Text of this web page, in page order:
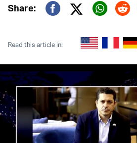
Share:
Twitter (X)
Read this article in: